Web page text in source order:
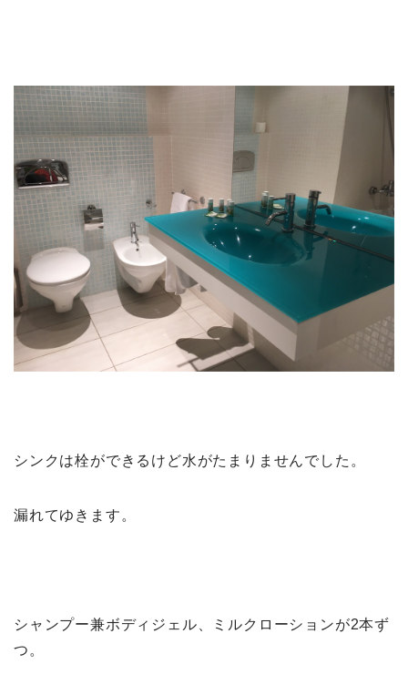
シンクは栓ができるけど水がたまりませんでした。
漏れてゆきます。
シャンプー兼ボディジェル、ミルクローションが2本ず
つ。